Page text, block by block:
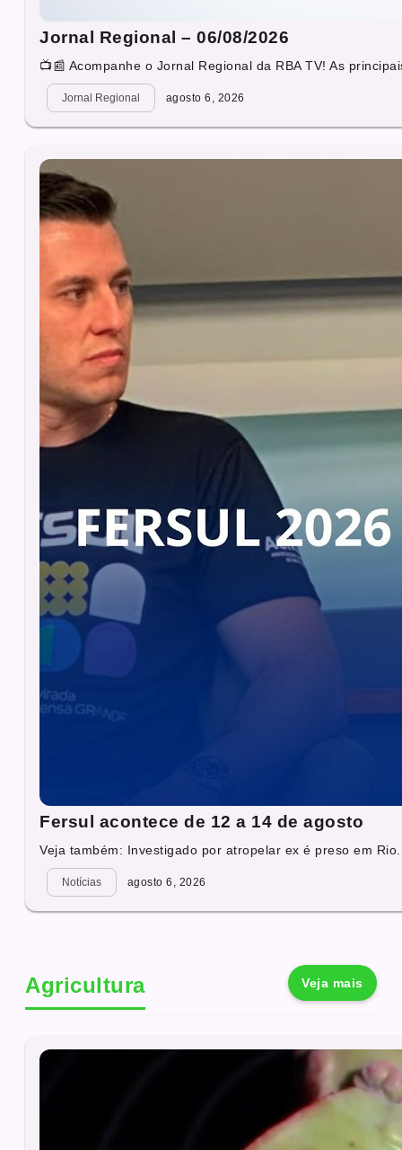
Jornal Regional – 06/08/2026
📺📰 Acompanhe o Jornal Regional da RBA TV! As
Jornal Regional agosto 6, 2026
Fersul acontece de 12 a 14 de agosto
Veja também: Investigado por atropelar ex é preso em
Notícias agosto 6, 2026
Agricultura Veja mais